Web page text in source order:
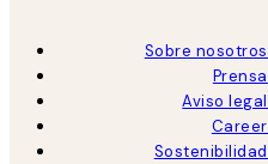
Sobre nosotros
Prensa
Aviso legal
Career
Sostenibilidad